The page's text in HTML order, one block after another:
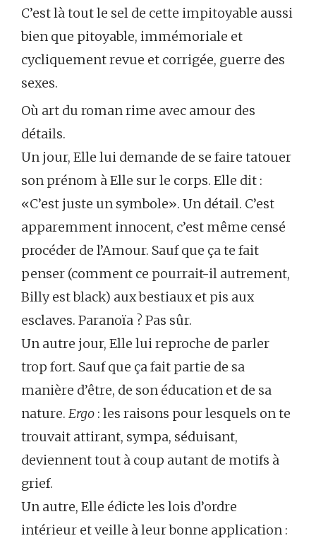
C’est là tout le sel de cette impitoyable aussi
bien que pitoyable, immémoriale et
cycliquement revue et corrigée, guerre des
sexes.
Où art du roman rime avec amour des
détails.
Un jour, Elle lui demande de se faire tatouer
son prénom à Elle sur le corps. Elle dit :
«C’est juste un symbole». Un détail. C’est
apparemment innocent, c’est même censé
procéder de l’Amour. Sauf que ça te fait
penser (comment ce pourrait-il autrement,
Billy est black) aux bestiaux et pis aux
esclaves. Paranoïa ? Pas sûr.
Un autre jour, Elle lui reproche de parler
trop fort. Sauf que ça fait partie de sa
manière d’être, de son éducation et de sa
nature. Ergo : les raisons pour lesquels on te
trouvait attirant, sympa, séduisant,
deviennent tout à coup autant de motifs à
grief.
Un autre, Elle édicte les lois d’ordre
intérieur et veille à leur bonne application :